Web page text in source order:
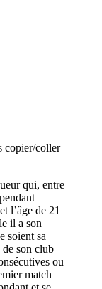
copier/coller
qui, entre
l’âge de 21
il a son
soient sa
de son club
ou
match